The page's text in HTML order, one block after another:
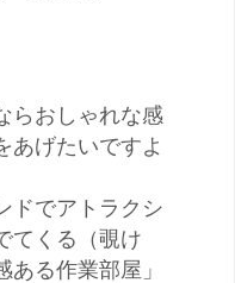
らおしゃれな感
あげたいですよ
ドでアトラクシ
てくる（覗け
る作業部屋」